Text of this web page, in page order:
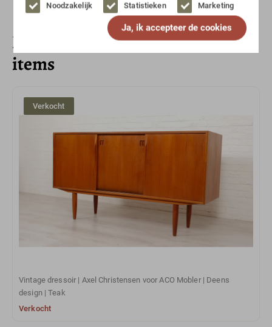
Noodzakelijk Statistieken Marketing
Ja, ik accepteer de cookies
Bekijk ook deze unieke vintage
items
Verkocht
Vintage dressoir | Axel Christensen voor ACO Mobler | Deens
design | Teak
Verkocht